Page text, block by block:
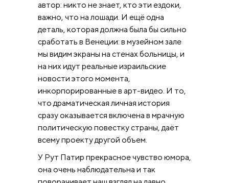
автор: никто не знает, кто эти ездоки,
важно, что на лошади. И ещё одна
деталь, которая должна была бы сильно
сработать в Венеции: в музейном зале
мы видим экраны на стенах больницы, и
на них идут реальные израильские
новости этого момента,
инкорпорированные в арт-видео. И то,
что драматическая личная история
сразу оказывается включена в мрачную
политическую повестку страны, даёт
всему проекту другой объем.
У Рут Патир прекрасное чувство юмора,
она очень наблюдательна и так